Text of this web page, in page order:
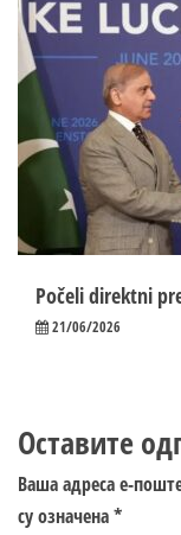
Počeli direktni
21/06/2026
Оставите
Ваша адреса е-
су означена*